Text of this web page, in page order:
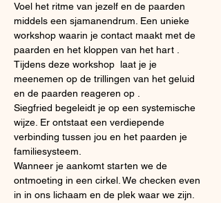
Voel het ritme van jezelf en de paarden
middels een sjamanendrum. Een unieke
workshop waarin je contact maakt met de
paarden en het kloppen van het hart .
Tijdens deze workshop  laat je je
meenemen op de trillingen van het geluid
en de paarden reageren op .
Siegfried begeleidt je op een systemische
wijze. Er ontstaat een verdiepende
verbinding tussen jou en het paarden je
familiesysteem.
Wanneer je aankomt starten we de
ontmoeting in een cirkel. We checken even
in in ons lichaam en de plek waar we zijn.